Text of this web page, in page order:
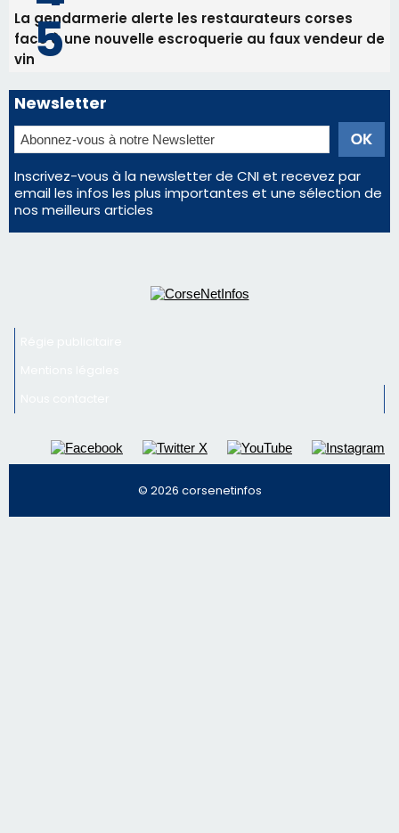
Les plus lus
Satine Nomary est la nouvelle Miss Corse 2026
Éclipse du 12 août : la Corse aux premières loges
d'un spectacle qui ne reviendra pas avant 2081
Éclipse du 12 août : Où s'installer en Corse pour
profiter pleinement du spectacle ?
En Corse, un début de saison marqué par une
consommation en recul dans les restaurants
nos meilleurs articles